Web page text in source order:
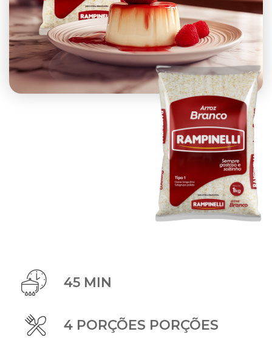
45 MIN
4 PORÇÕES PORÇÕES